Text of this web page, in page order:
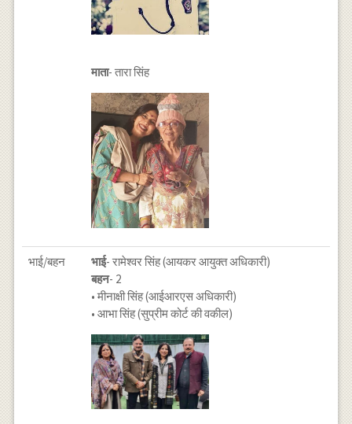
माता- तारा सिंह
भाई/बहन भाई- रामेश्वर सिंह (आयकर आयुक्त अधिकारी)
बहन- 2
• मीनाक्षी सिंह (आईआरएस अधिकारी)
• आभा सिंह (सुप्रीम कोर्ट की वकील)